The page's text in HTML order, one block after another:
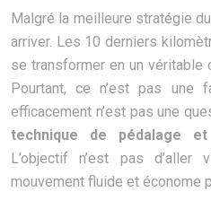
Malgré la meilleure stratégie
arriver. Les 10 derniers
se transformer en un véritable
Pourtant, ce n’est pas une
efficacement n’est pas une
technique de pédalage
L’objectif n’est pas
mouvement fluide et économe